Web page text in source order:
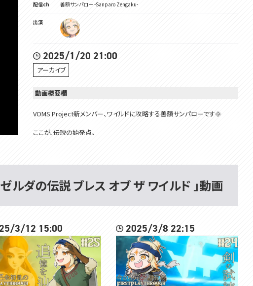
配信ch 善額サンパロー -Sanparo Zengaku-
出演
2025/1/20 21:00
アーカイブ
動画概要欄
VOMS Project新メンバー、ワイルドに攻略する善額サンパローです🌞
ここが、伝説の始発点。
をプレイしていくゥ～～～～～～～～～!!!🌞✨
もう、デビューしてから色んな所でBoWやらないのBoWやらないの？
ず、RTAも見ずに温め続けた!!!
君たちが待ちに待った。
もちろん僕も待ちに待ったッッッ!!!!
これから始まる大冒険、日の出と共に走り始める伝説の物語が今、始まる。
ルダの伝説 ブレス オブ ザ ワイルド 」動画
3/12 15:00 2025/3/8 22:15